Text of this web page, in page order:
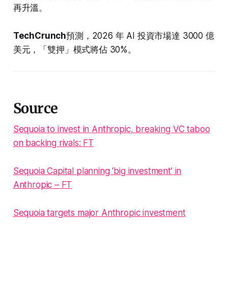
再升溫。
TechCrunch預測，2026 年 AI 投資市場達 3000 億
美元，「雙押」模式將佔 30%。
Source
Sequoia to invest in Anthropic, breaking VC taboo
on backing rivals: FT
Sequoia Capital planning ‘big investment’ in
Anthropic – FT
Sequoia targets major Anthropic investment